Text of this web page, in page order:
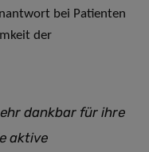
bei Patienten
der
dankbar für ihre
aktive